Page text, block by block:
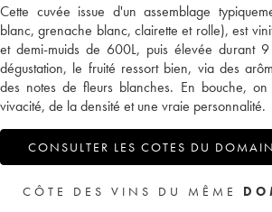
Cette cuvée issue d'un assemblage
blanc, grenache blanc, clairette et rolle), est
et demi-muids de 600L, puis élevée durant
dégustation, le fruité ressort bien, via des
des notes de fleurs blanches. En bouche,
vivacité, de la densité et une vraie personnalité.
CONSULTER LES COTES DU
CÔTE DES VINS DU MÊME